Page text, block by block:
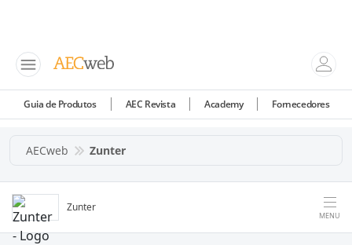
Guia de Produtos AEC Revista Academy Fornecedores
AECweb Zunter
Zunter
MENU